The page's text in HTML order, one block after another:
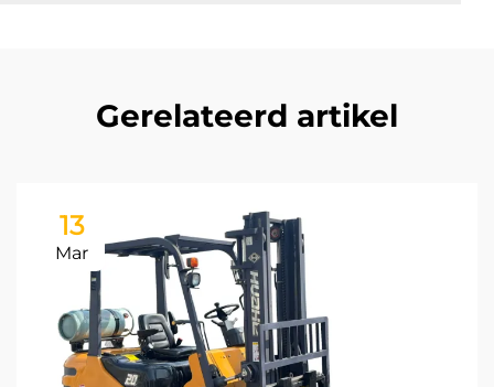
Gerelateerd artikel
13
Mar